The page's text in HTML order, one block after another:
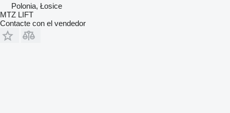
Polonia, Łosice
MTZ LIFT
Contacte con el vendedor